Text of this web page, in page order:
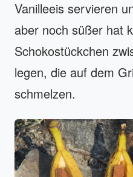
Vanilleeis servieren
aber noch süßer hat
Schokostückchen
legen, die auf dem
schmelzen.